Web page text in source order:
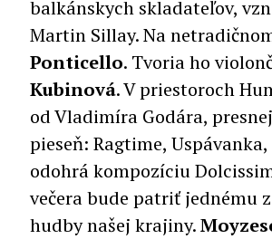
balkánskych skladateľov,
Martin Sillay. Na
Ponticello. Tvoria ho
Kubinová. V priestoroch
od Vladimíra Godára,
pieseň: Ragtime,
odohrá kompozíciu
večera bude patriť jednému
hudby našej krajiny.